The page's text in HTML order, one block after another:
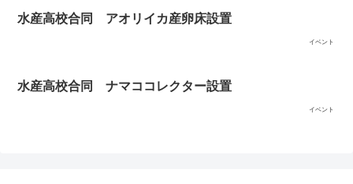
水産高校合同 アオリイカ産卵床設置
イベント
水産高校合同 ナマココレクター設置
イベント